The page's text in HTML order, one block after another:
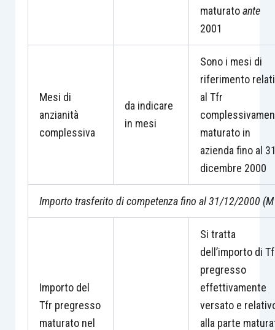
maturatoante
2001
Mesi di
anzianità
complessiva
da indicare
in mesi
Sono i mesi di
riferimento
al Tfr
maturato in
azienda fino al
dicembre 2000
Importo trasferito di competenza fino al 31/12/2000
Importo del
Tfr pregresso
maturato nel
Si tratta
dell’importo di
pregresso
effettivamente
versato e
alla parte